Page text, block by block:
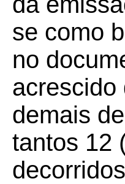
se como
no
acrescido
demais
tantos 12